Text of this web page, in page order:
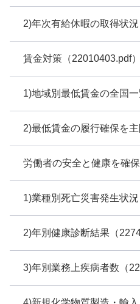
2)年次有給休暇の取得状況
賃金対策（22010403.pdf）
1)地域別最低賃金の全国一
2)最低賃金の履行確保を
労働者の安全と健康を確
1)業種別死亡災害発生状
2)年別健康診断結果（
3)年別業務上疾病者数（